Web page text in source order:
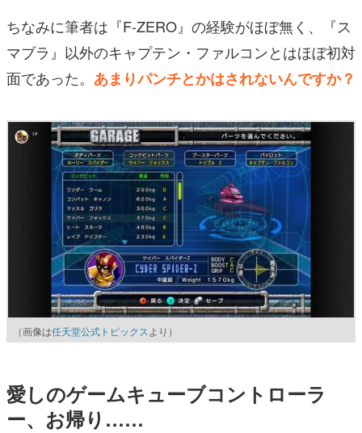
ちなみに筆者は『F-ZERO』の経験がほぼ無く、『ス
マブラ』以外のキャプテン・ファルコンとはほぼ初対
面であった。 あまりパンチとかはされないんですか？
（画像は任天堂公式トピックス より）
愛しのゲームキューブコントローラ
ー、お帰り……